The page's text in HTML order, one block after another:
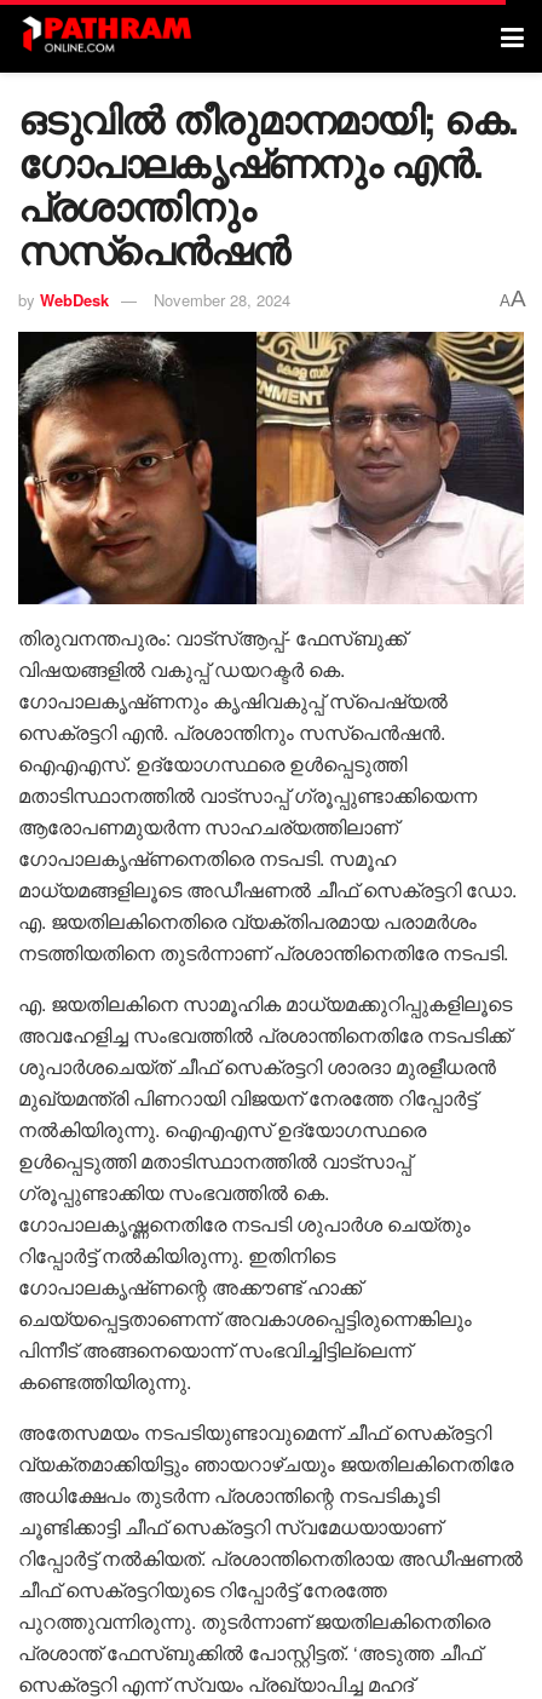
ഒടുവിൽ തീരുമാനമായി; കെ.
ഗോപാലകൃഷ്‌ണനും എൻ.
പ്രശാന്തിനും
സസ്പെൻഷൻ
by WebDesk November 28, 2024 AA
തിരുവനന്തപുരം: വാട്സ്ആപ്പ്- ഫേസ്ബുക്ക്
വിഷയങ്ങളിൽ വകുപ്പ് ഡയറക്ടർ കെ.
ഗോപാലകൃഷ്‌ണനും കൃഷിവകുപ്പ്‌ സ്‌പെഷ്യൽ
സെക്രട്ടറി എൻ. പ്രശാന്തിനും സസ്പെൻഷൻ.
ഐഎഎസ്. ഉദ്യോഗസ്ഥരെ ഉൾപ്പെടുത്തി
മതാടിസ്ഥാനത്തിൽ വാട്സാപ്പ് ഗ്രൂപ്പുണ്ടാക്കിയെന്ന
ആരോപണമുയർന്ന സാഹചര്യത്തിലാണ്
ഗോപാലകൃഷ്‌ണനെതിരെ നടപടി. സമൂഹ
മാധ്യമങ്ങളിലൂടെ അഡീഷണൽ ചീഫ്‌ സെക്രട്ടറി ഡോ.
എ. ജയതിലകിനെതിരെ വ്യക്തിപരമായ പരാമർശം
നടത്തിയതിനെ തുടർന്നാണ് പ്രശാന്തിനെതിരേ നടപടി.
എ. ജയതിലകിനെ സാമൂഹിക മാധ്യമക്കുറിപ്പുകളിലൂടെ
അവഹേളിച്ച സംഭവത്തിൽ പ്രശാന്തിനെതിരേ നടപടിക്ക്
ശുപാർശചെയ്ത് ചീഫ് സെക്രട്ടറി ശാരദാ മുരളീധരൻ
മുഖ്യമന്ത്രി പിണറായി വിജയന് നേരത്തേ റിപ്പോർട്ട്
നൽകിയിരുന്നു. ഐഎഎസ് ഉദ്യോഗസ്ഥരെ
ഉൾപ്പെടുത്തി മതാടിസ്ഥാനത്തിൽ വാട്സാപ്പ്
ഗ്രൂപ്പുണ്ടാക്കിയ സംഭവത്തിൽ കെ.
ഗോപാലകൃഷ്ണനെതിരേ നടപടി ശുപാർശ ചെയ്തും
റിപ്പോർട്ട് നൽകിയിരുന്നു. ഇതിനിടെ
ഗോപാലകൃഷ്‌ണന്റെ അക്കൗണ്ട് ഹാക്ക്
ചെയ്യപ്പെട്ടതാണെന്ന് അവകാശപ്പെട്ടിരുന്നെങ്കിലും
പിന്നീട് അങ്ങനെയൊന്ന് സംഭവിച്ചിട്ടില്ലെന്ന്
കണ്ടെത്തിയിരുന്നു.
അതേസമയം നടപടിയുണ്ടാവുമെന്ന് ചീഫ് സെക്രട്ടറി
വ്യക്തമാക്കിയിട്ടും ഞായറാഴ്ചയും ജയതിലകിനെതിരേ
അധിക്ഷേപം തുടർന്ന പ്രശാന്തിന്റെ നടപടികൂടി
ചൂണ്ടിക്കാട്ടി ചീഫ് സെക്രട്ടറി സ്വമേധയായാണ്
റിപ്പോർട്ട് നൽകിയത്. പ്രശാന്തിനെതിരായ അഡീഷണൽ
ചീഫ് സെക്രട്ടറിയുടെ റിപ്പോർട്ട് നേരത്തേ
പുറത്തുവന്നിരുന്നു. തുടർന്നാണ് ജയതിലകിനെതിരെ
പ്രശാന്ത് ഫേസ്ബുക്കിൽ പോസ്റ്റിട്ടത്. ‘അടുത്ത ചീഫ്
സെക്രട്ടറി എന്ന് സ്വയം പ്രഖ്യാപിച്ച മഹദ്